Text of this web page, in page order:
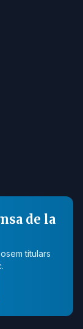
de la
titulars